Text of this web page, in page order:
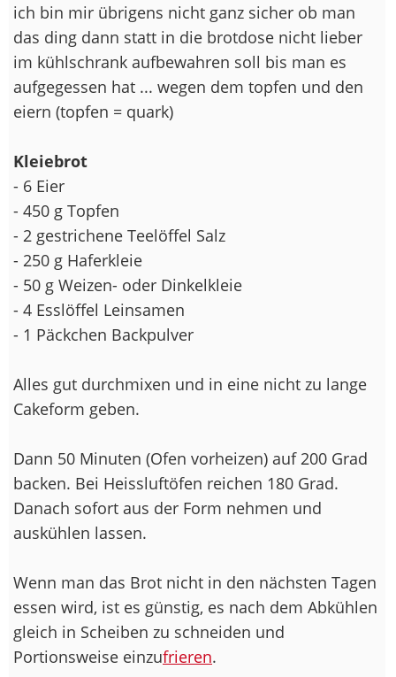
ich bin mir übrigens nicht ganz sicher ob man
das ding dann statt in die brotdose nicht lieber
im kühlschrank aufbewahren soll bis man es
aufgegessen hat ... wegen dem topfen und den
eiern (topfen = quark)
Kleiebrot
- 6 Eier
- 450 g Topfen
- 2 gestrichene Teelöffel Salz
- 250 g Haferkleie
- 50 g Weizen- oder Dinkelkleie
- 4 Esslöffel Leinsamen
- 1 Päckchen Backpulver
Alles gut durchmixen und in eine nicht zu lange
Cakeform geben.
Dann 50 Minuten (Ofen vorheizen) auf 200 Grad
backen. Bei Heissluftöfen reichen 180 Grad.
Danach sofort aus der Form nehmen und
auskühlen lassen.
Wenn man das Brot nicht in den nächsten Tagen
essen wird, ist es günstig, es nach dem Abkühlen
gleich in Scheiben zu schneiden und
Portionsweise einzufrieren.